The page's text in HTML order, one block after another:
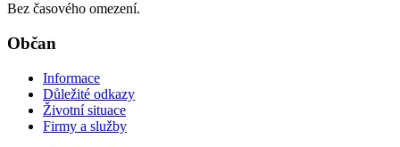
Bez časového omezení.
Občan
Informace
Důležité odkazy
Životní situace
Firmy a služby